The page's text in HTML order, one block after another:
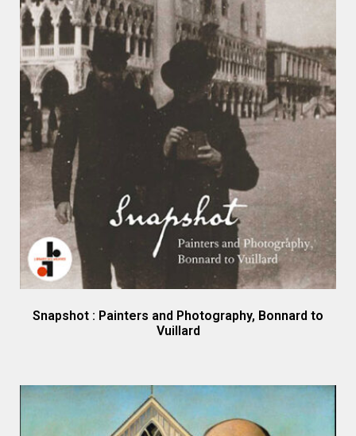
Snapshot : Painters and Photography, Bonnard to
Vuillard